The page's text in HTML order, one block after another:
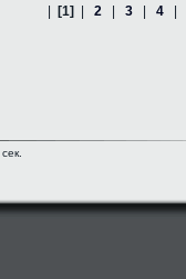
[1] 2 3 4
сек.